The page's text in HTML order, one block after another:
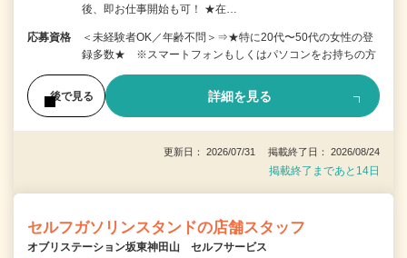
後、即お仕事開始も可！ ★在…
応募資格
＜未経験者OK／年齢不問＞⇒★特に20代〜50代の女性の登
録多数★ ※スマートフォンもしくはパソコンをお持ちの方
後で見る 詳細を見る
更新日： 2026/07/31 掲載終了日： 2026/08/24
掲載終了まであと14日
セルフガソリンスタンドの店舗スタッフ
オブリステーション坂東神田山 セルフサービス